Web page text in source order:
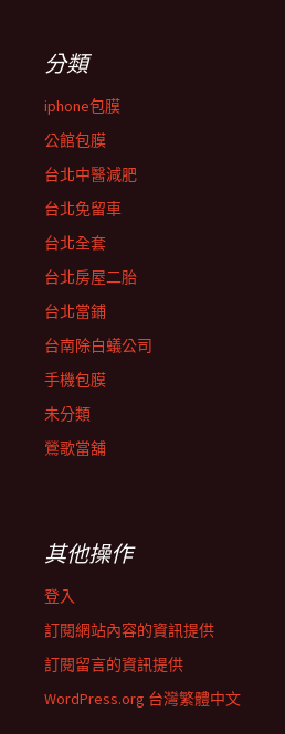
分類
iphone包膜
公館包膜
台北中醫減肥
台北免留車
台北全套
台北房屋二胎
台北當鋪
台南除白蟻公司
手機包膜
未分類
鶯歌當舖
其他操作
登入
訂閱網站內容的資訊提供
訂閱留言的資訊提供
WordPress.org 台灣繁體中文